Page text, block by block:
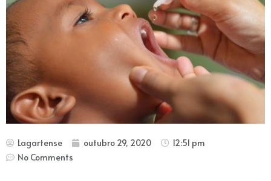
Lagartense outubro 29, 2020
12:51 pm
No Comments